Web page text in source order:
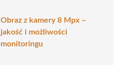
Obraz z kamery 8 Mpx –
jakość i możliwości
monitoringu